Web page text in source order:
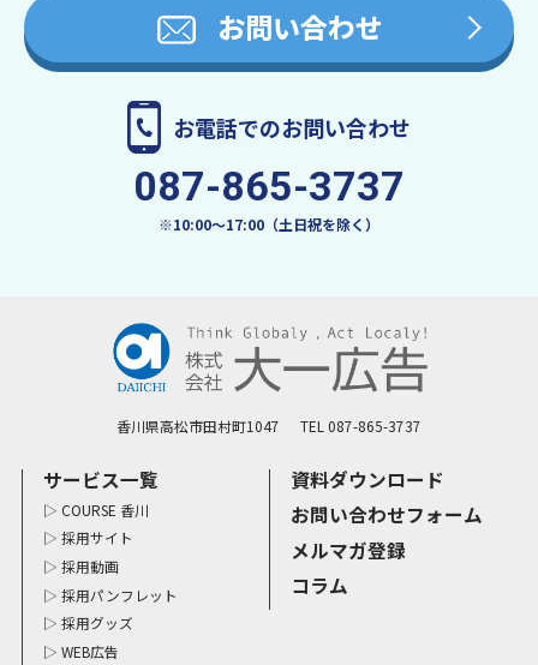
お問い合わせ
お電話でのお問い合わせ
087-865-3737
※10:00〜17:00（土日祝を除く）
香川県高松市田村町1047 TEL 087-865-3737
サービス一覧
COURSE 香川
採用サイト
採用動画
採用パンフレット
採用グッズ
WEB広告
資料ダウンロード
お問い合わせフォーム
メルマガ登録
コラム